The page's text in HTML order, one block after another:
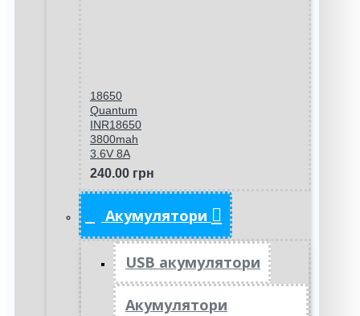
18650
Quantum
INR18650
3800mah
3.6V 8A
240.00 грн
Акумулятори
USB акумулятори
Акумулятори